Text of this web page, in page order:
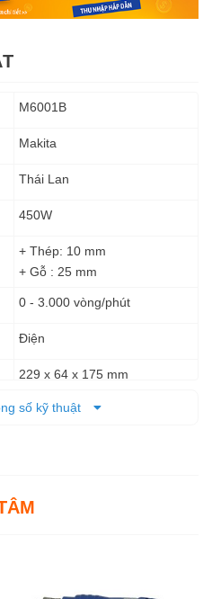
M6001B
Makita
Thái Lan
450W
+ Thép: 10 mm
+ Gỗ : 25 mm
0 - 3.000 vòng/phút
Điện
229 x 64 x 175 mm
1,3 kg
số kỹ thuật